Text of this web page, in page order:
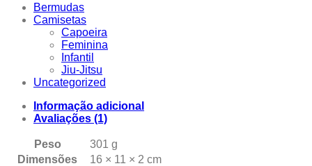
Bermudas
Camisetas
Capoeira
Feminina
Infantil
Jiu-Jitsu
Uncategorized
Informação adicional
Avaliações (1)
Peso
301 g
Dimensões
16 × 11 × 2 cm